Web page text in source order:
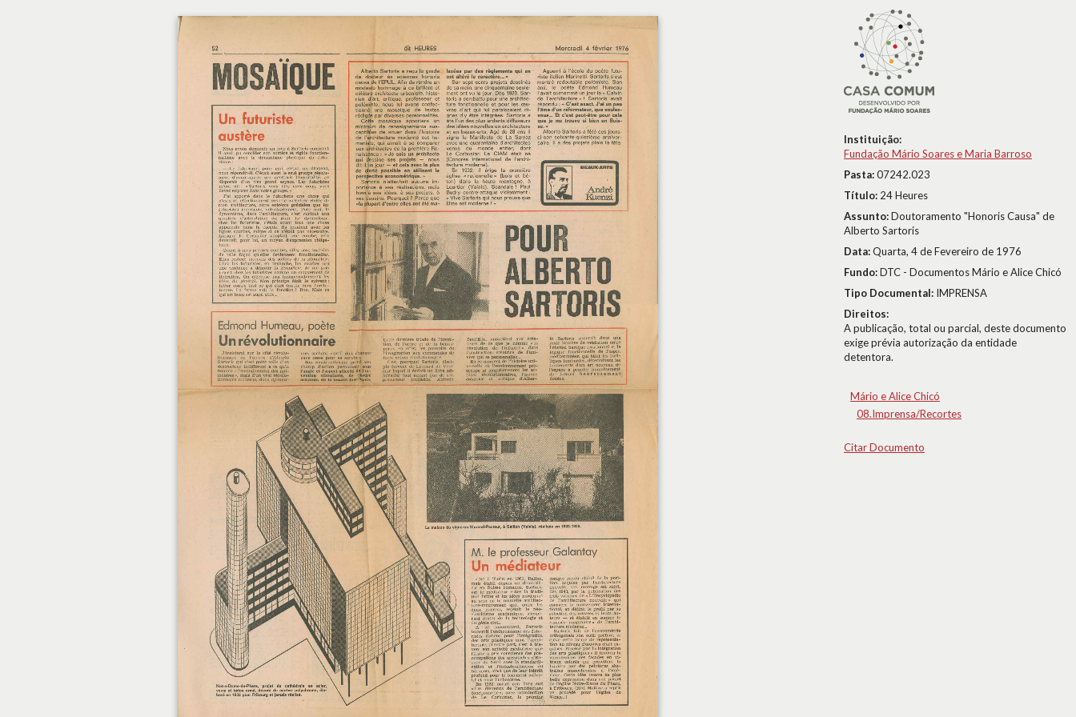
Instituição:
Fundação Mário Soares e Maria Barroso
Pasta:07242.023
Título: 24 Heures
Assunto:Doutoramento "Honoris Causa" de
Alberto Sartoris
Data:Quarta, 4 de Fevereiro de 1976
Fundo:DTC - Documentos Mário e Alice Chicó
Tipo Documental: IMPRENSA
Direitos:
A publicação, total ou parcial, deste documento
exige prévia autorização da entidade
detentora.
Mário e Alice Chicó
08.Imprensa/Recortes
Citar Documento